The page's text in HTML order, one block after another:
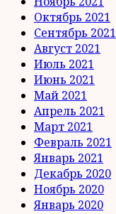
Октябрь 2021
Сентябрь 2021
Август 2021
Июль 2021
Июнь 2021
Май 2021
Апрель 2021
Март 2021
Февраль 2021
Январь 2021
Декабрь 2020
Ноябрь 2020
Январь 2020